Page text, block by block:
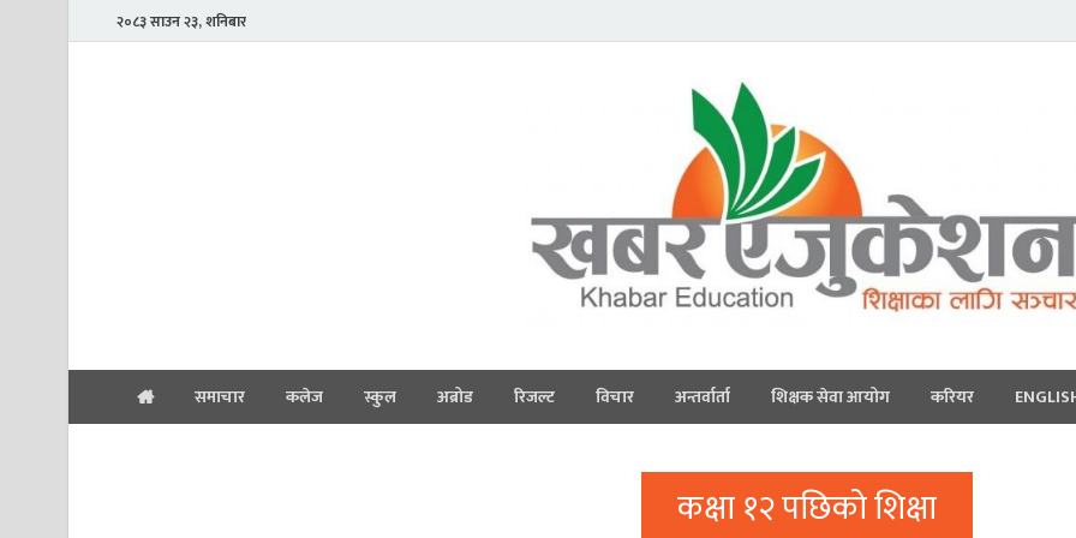
२०८३ साउन २३, शनिबार
समाचार कलेज स्कुल अब्रोड रिजल्ट विचार अन्तर्वार्ता शिक्षक सेवा आयोग करियर
कक्षा १२ पछिको शिक्षा